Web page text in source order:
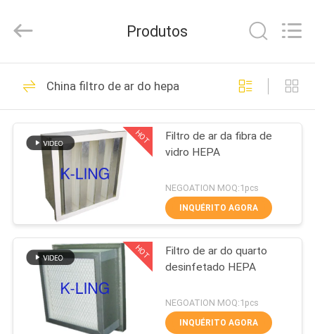
PARA
CASA
PRODUTOS
SOBRE
VISITA
FÁBRICA
Purification
Technology
Rights
Túnel do chuveiro
de ar
194
Chuveiro de ar da
sala de limpeza
200
Produtos
China filtro de ar do hepa
HOT
Filtro de ar da fibra de
vidro HEPA
NEGOATION MOQ:1pcs
INQUÉRITO AGORA
HOT
Filtro de ar do quarto
desinfetado HEPA
NEGOATION MOQ:1pcs
INQUÉRITO AGORA